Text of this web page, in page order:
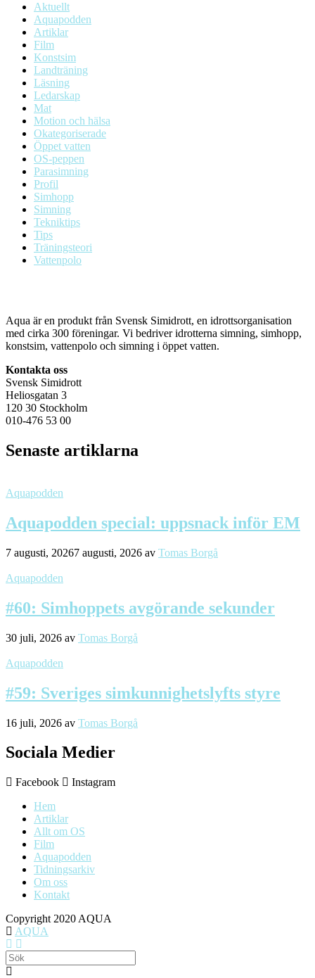
Aktuellt
Aquapodden
Artiklar
Film
Konstsim
Landträning
Läsning
Ledarskap
Mat
Motion och hälsa
Okategoriserade
Öppet vatten
OS-peppen
Parasimning
Profil
Simhopp
Simning
Tekniktips
Tips
Träningsteori
Vattenpolo
Aqua är en produkt från Svensk Simidrott, en idrottsorganisation
med cirka 300 föreningar. Vi bedriver idrotterna simning, simhopp,
konstsim, vattenpolo och simning i öppet vatten.
Kontakta oss
Svensk Simidrott
Heliosgatan 3
120 30 Stockholm
010-476 53 00
Senaste artiklarna
Aquapodden
Aquapodden special: uppsnack inför EM
7 augusti, 20267 augusti, 2026 av Tomas Borgå
Aquapodden
#60: Simhoppets avgörande sekunder
30 juli, 2026 av Tomas Borgå
Aquapodden
#59: Sveriges simkunnighetslyfts styre
16 juli, 2026 av Tomas Borgå
Sociala Medier
Facebook
Instagram
Hem
Artiklar
Allt om OS
Film
Aquapodden
Tidningsarkiv
Om oss
Kontakt
Copyright 2020 AQUA
AQUA